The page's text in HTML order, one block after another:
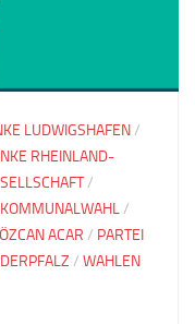
LUDWIGSHAFEN/
RHEINLAND-
/
KOMMUNALWAHL/
ÖZCAN ACAR / PARTEI
/ WAHLEN